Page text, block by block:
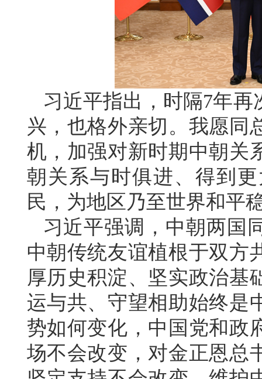
习近平指出，时隔7年
兴，也格外亲切。我愿同
机，加强对新时期中朝关
朝关系与时俱进、得到
民，为地区乃至世界和平
习近平强调，中朝两国
中朝传统友谊植根于双方
厚历史积淀、坚实政治基
运与共、守望相助始终是
势如何变化，中国党和政
场不会改变，对金正恩总